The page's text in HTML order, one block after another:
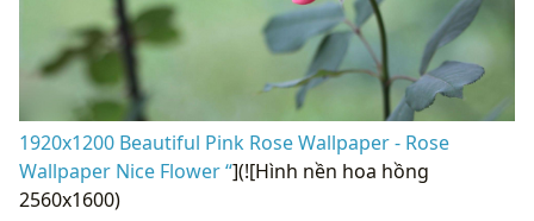
1920x1200 Beautiful Pink Rose Wallpaper - Rose
Wallpaper Nice Flower “](![Hình nền hoa hồng
2560x1600)